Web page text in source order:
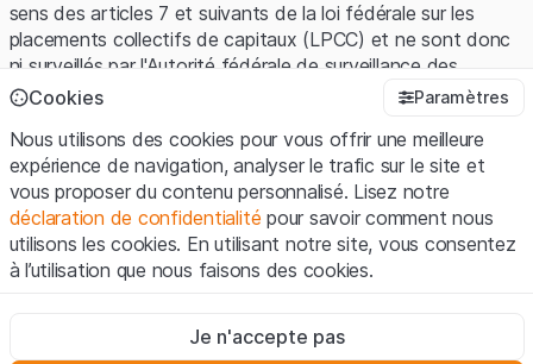
sens des articles 7 et suivants de la loi fédérale sur les
placements collectifs de capitaux (LPCC) et ne sont donc
ni surveillés par l'Autorité fédérale de surveillance des
marchés financiers (FINMA) ni enregistrés auprès de la
protection spécifique des investisseurs prévue par la LPCC.
Conditions d'utilisation et informations juridiques
En utilisant le Site Web de Leonteq Securities AG (ci-après
"Site Web"), vous confirmez que vous avez compris et que
vous acceptez les informations juridiques, les notes
vous n'acceptez pas les Conditions d'utilisation, veuillez-
vous abstenir d'utiliser ce Site Web.
Cookies Paramètres
Nous utilisons des cookies pour vous offrir une meilleure
expérience de navigation, analyser le trafic sur le site et
vous proposer du contenu personnalisé. Lisez notre
déclaration de confidentialité pour savoir comment nous
utilisons les cookies. En utilisant notre site, vous consentez
à l’utilisation que nous faisons des cookies.
Ces cookies sont nécessaires au bon fonctionnement du site
Je n'accepte pas